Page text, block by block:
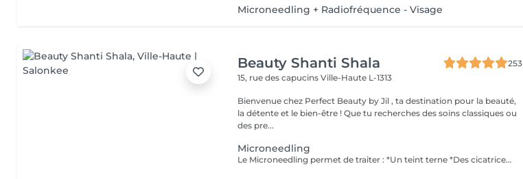
Microneedling + Radiofréquence - Visage
Beauty Shanti Shala
253
15, rue des capucinsVille-Haute L-1313
Bienvenue chez Perfect Beauty by Jil , ta destination pour la beauté,
la détente et le bien-être ! Que tu recherches des soins classiques ou
des pre...
Microneedling
Le Microneedling permet de traiter : *Un teint terne *Des cicatrices d'acnés *Un relâchement cutané *Les rides et ridules *Les taches de vieillesse, de soleil et de grossesse *éliminer les points noir *Resserrer les ports dilatés et lisser la peau *Hydrater la peau en profondeur *Active la circulation sanguine *Active la production de nouvelles cellules *Meilleure pénétration des soins *Revitalisant *Relance le processus de cicatrisation. La peau prend 10-14 jours pour cicatriser, pourquoi l'achat d'une crème réparatrice et d'une creme Spf 50 crème sont fortement conseiller pour le soin à domicile. Le Spf est important pour ne pas attraper des tâches de soleil. Contre indication : *Grossesse, allaitement *Eczéma, psorasis *Brulures *Personnes ayant un diagnostic de cancer Post microneedling : *Pas d'eau pendant 12heures *Pas de maquillage pendant 24-48heures *Pas de soleil et de solarium pendant 2 SEMAINES *Pas de gommange et laser pendant 2 SEMAINES